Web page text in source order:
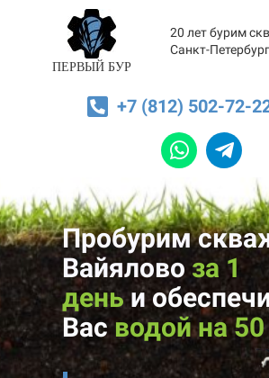
ПЕРВЫЙ БУР
20 лет бурим
Санкт-
+7 (812) 502-72-
Пробурим
Вайяловоза 1
деньи
Васводой на 50